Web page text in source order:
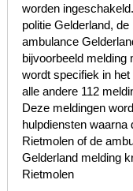
worden
politie Gelderland,
ambulance
bijvoorbeeld melding
wordt specifiek in
alle andere 112
Deze meldingen
hulpdiensten waarna
Rietmolen of de
Gelderland melding
Rietmolen